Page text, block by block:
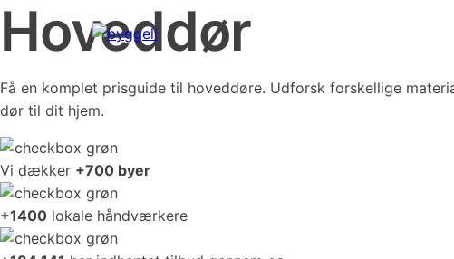
Hoveddør
Få en komplet prisguide til hoveddøre. Udforsk forskellige
dør til dit hjem.
Vi dækker +700 byer
+1400 lokale håndværkere